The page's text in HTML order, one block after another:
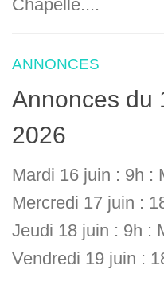
Chapelle....
ANNONCES
Annonces du
2026
Mardi 16 juin : 9h :
Mercredi 17 juin :
Jeudi 18 juin : 9h :
Vendredi 19 juin :